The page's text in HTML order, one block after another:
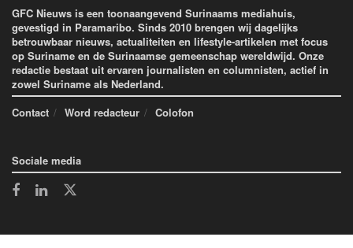
GFC Nieuws is een toonaangevend Surinaams mediahuis,
gevestigd in Paramaribo. Sinds 2010 brengen wij dagelijks
betrouwbaar nieuws, actualiteiten en lifestyle-artikelen met focus
op Suriname en de Surinaamse gemeenschap wereldwijd. Onze
redactie bestaat uit ervaren journalisten en columnisten, actief in
zowel Suriname als Nederland.
Contact
Word redacteur Colofon
Sociale media